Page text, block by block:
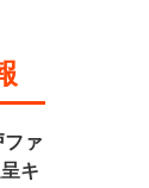
ァ
キ